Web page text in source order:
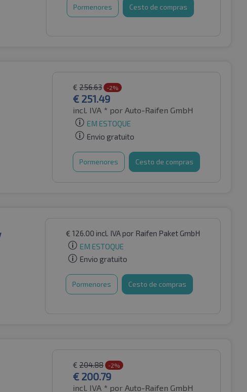
Pormenores Cesto de compras
€ 256.63 -2%
€ 251.49
incl. IVA * por Auto-Raifen GmbH
EM ESTOQUE
Envio gratuito
Pormenores Cesto de compras
€ 126.00 incl. IVApor Raifen Paket GmbH
EM ESTOQUE
Envio gratuito
Pormenores Cesto de compras
€ 204.88 -2%
€ 200.79
incl. IVA * por Auto-Raifen GmbH